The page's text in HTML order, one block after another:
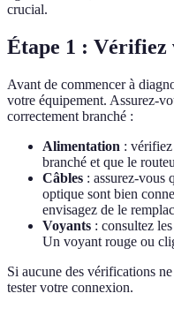
crucial.
Étape 1 : Vérifiez
Avant de commencer à
votre équipement. Assurez-
correctement branché :
Alimentation :
branché et que le
Câbles : assurez-vous
optique sont bien
envisagez de le
Voyants : consultez
Un voyant rouge ou
Si aucune des vérifications
tester votre connexion.